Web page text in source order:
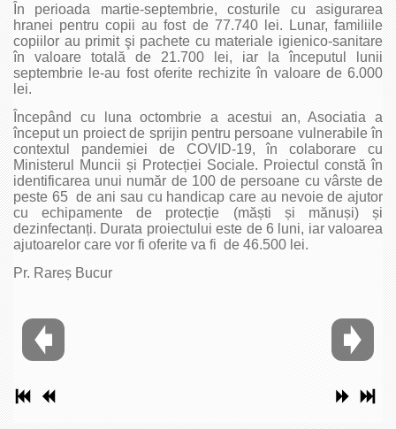
În perioada martie-septembrie, costurile cu asigurarea
hranei pentru copii au fost de 77.740 lei. Lunar, familiile
copiilor au primit şi pachete cu materiale igienico-sanitare
în valoare totală de 21.700 lei, iar la începutul lunii
septembrie le-au fost oferite rechizite în valoare de 6.000
lei.
Începând cu luna octombrie a acestui an, Asociatia a
început un proiect de sprijin pentru persoane vulnerabile în
contextul pandemiei de COVID-19, în colaborare cu
Ministerul Muncii și Protecției Sociale. Proiectul constă în
identificarea unui număr de 100 de persoane cu vârste de
peste 65 de ani sau cu handicap care au nevoie de ajutor
cu echipamente de protecție (măști și mănuși) și
dezinfectanți. Durata proiectului este de 6 luni, iar valoarea
ajutoarelor care vor fi oferite va fi de 46.500 lei.
Pr. Rareș Bucur